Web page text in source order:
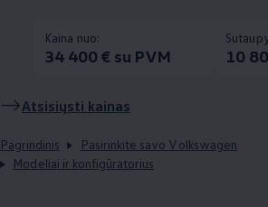
Kaina nuo:
34 400 € su PVM 10
Atsisiųsti kainas
Pagrindinis
Pasirinkite savo Volkswagen
Modeliai ir konfigūratorius